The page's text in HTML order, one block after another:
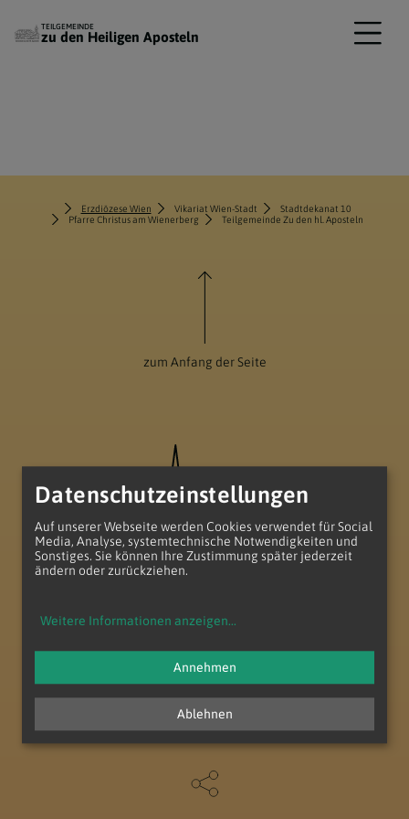
TEILGEMEINDE
zu den Heiligen Aposteln
Erzdiözese Wien Vikariat Wien-Stadt
Stadtdekanat 10
Pfarre Christus am Wienerberg
Teilgemeinde Zu den hl. Aposteln
zum Anfang der Seite
Salvatorianerpl. 1
+43 (1) 604 10 49
Epfarre.wienerberg@katholischekirche.at
Datenschutzeinstellungen
Auf unserer Webseite werden Cookies verwendet für Social
Media, Analyse, systemtechnische Notwendigkeiten und
Sonstiges. Sie können Ihre Zustimmung später jederzeit
ändern oder zurückziehen.
Weitere Informationen anzeigen...
Ablehnen
Annehmen